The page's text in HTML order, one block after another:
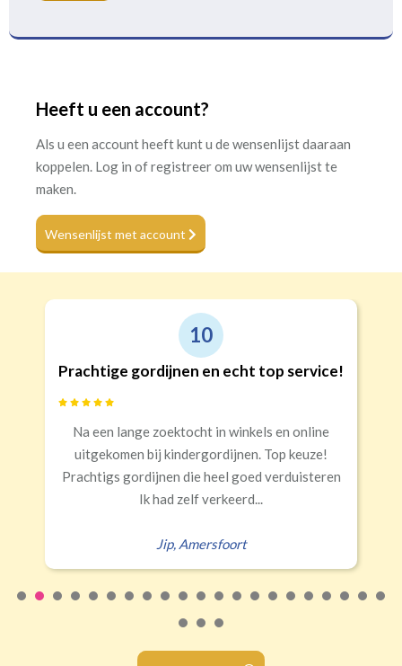
Heeft u een account?
Als u een account heeft kunt u de wensenlijst daaraan
koppelen. Log in of registreer om uw wensenlijst te
maken.
Wensenlijst met account
10
Prachtige gordijnen en echt top service!
Na een lange zoektocht in winkels en online
uitgekomen bij kindergordijnen. Top keuze!
Prachtigs gordijnen die heel goed verduisteren
Ik had zelf verkeerd...
Jip, Amersfoort